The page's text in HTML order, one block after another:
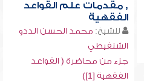
, مقدمات علم القواعد
الفقهية
للشيخ: محمد الحسن الددو
الشنقيطي
جزء من محاضرة ( القواعد
الفقهية [1])